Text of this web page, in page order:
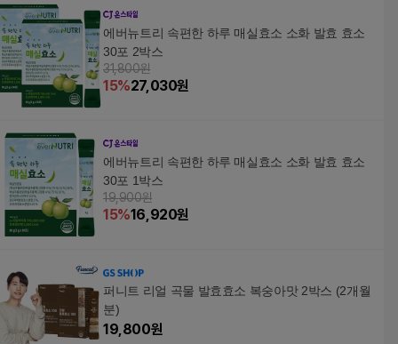
에버뉴트리 속편한 하루 매실효소 소화 발효 효소
30포 2박스
31,800원
15%27,030원
에버뉴트리 속편한 하루 매실효소 소화 발효 효소
30포 1박스
19,900원
15%16,920원
퍼니트 리얼 곡물 발효효소 복숭아맛 2박스 (2개월
분)
19,800원